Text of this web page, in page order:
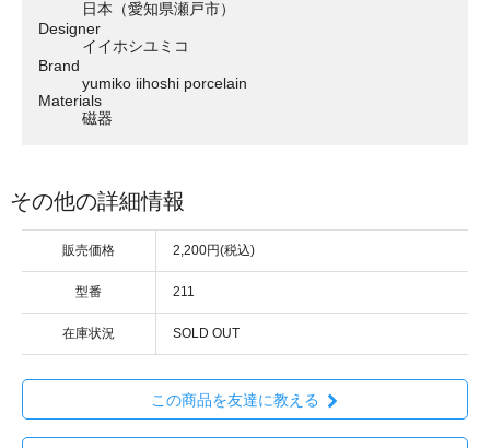
日本（愛知県瀬戸市）
Designer
イイホシユミコ
Brand
yumiko iihoshi porcelain
Materials
磁器
その他の詳細情報
販売価格 2,200円(税込)
型番 211
在庫状況 SOLD OUT
この商品を友達に教える